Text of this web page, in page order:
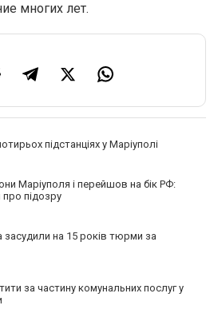
многих лет.
підстанціях у Маріуполі
Маріуполя і перейшов на бік РФ:
підозру
на 15 років тюрми за
за частину комунальних послуг у